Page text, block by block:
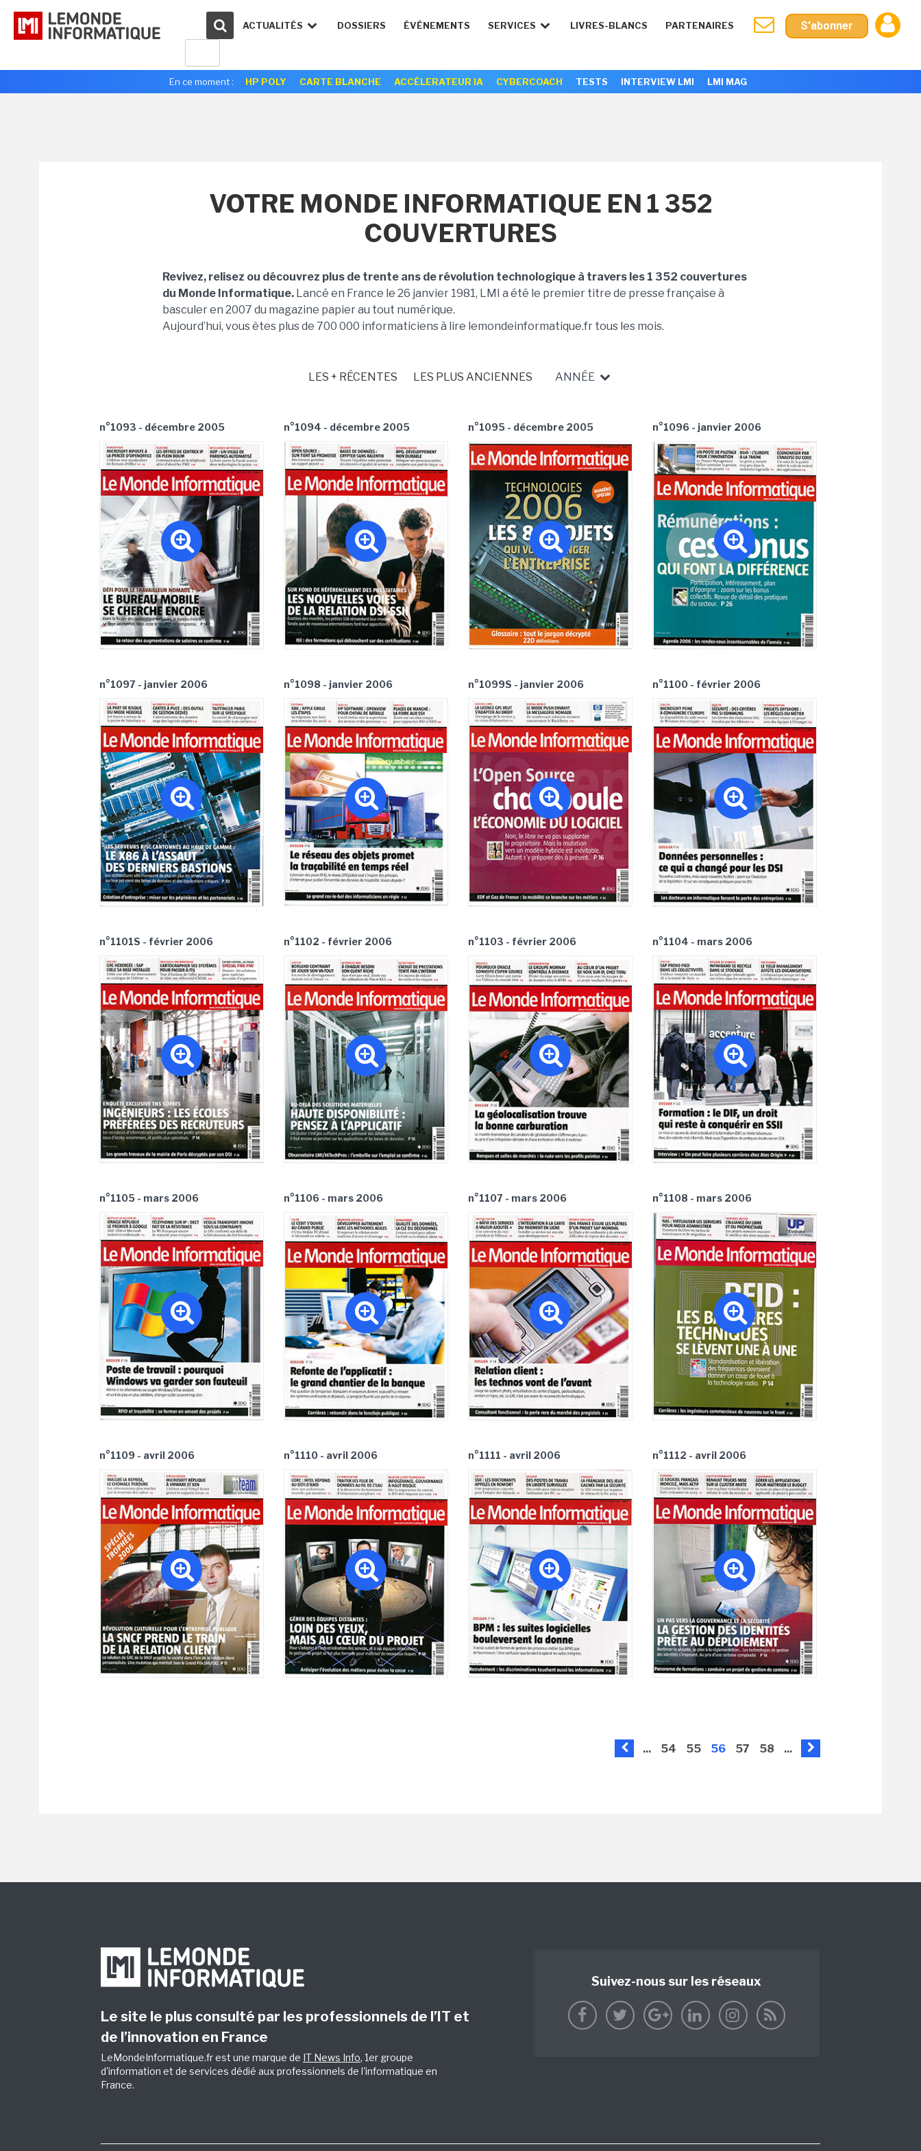
ACTUALITÉS DOSSIERS ÉVÉNEMENTS SERVICES LIVRES-BLANCS PARTENAIRES S'abonner
En ce moment : HP POLY CARTE BLANCHE ACCÉLERATEUR IA CYBERCOACH TESTS INTERVIEW LMI LMI MAG
VOTRE MONDE INFORMATIQUE EN 1 352
COUVERTURES
Revivez, relisez ou découvrez plus de trente ans de révolution technologique à travers les 1 352 couvertures
du Monde Informatique. Lancé en France le 26 janvier 1981, LMI a été le premier titre de presse française à
basculer en 2007 du magazine papier au tout numérique.
Aujourd’hui, vous êtes plus de 700 000 informaticiens à lire lemondeinformatique.fr tous les mois.
LES + RÉCENTES LES PLUS ANCIENNES ANNÉE
n°1093 - décembre 2005 n°1094 - décembre 2005 n°1095 - décembre 2005 n°1096 - janvier 2006
n°1097 - janvier 2006 n°1098 - janvier 2006 n°1099S - janvier 2006 n°1100 - février 2006
n°1101S - février 2006 n°1102 - février 2006 n°1103 - février 2006 n°1104 - mars 2006
n°1105 - mars 2006 n°1106 - mars 2006 n°1107 - mars 2006 n°1108 - mars 2006
n°1109 - avril 2006 n°1110 - avril 2006 n°1111 - avril 2006 n°1112 - avril 2006
... 54 55 56 57 58 ...
Le site le plus consulté par les professionnels de l’IT et
de l’innovation en France
LeMondeInformatique.fr est une marque de IT News Info, 1er groupe
d'information et de services dédié aux professionnels de l'informatique en
France.
Suivez-nous sur les réseaux